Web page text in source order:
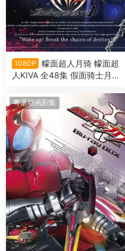
1080P
幪面超人月骑 幪面超
人KIVA 全48集 假面骑士月骑
粤语动画剧集